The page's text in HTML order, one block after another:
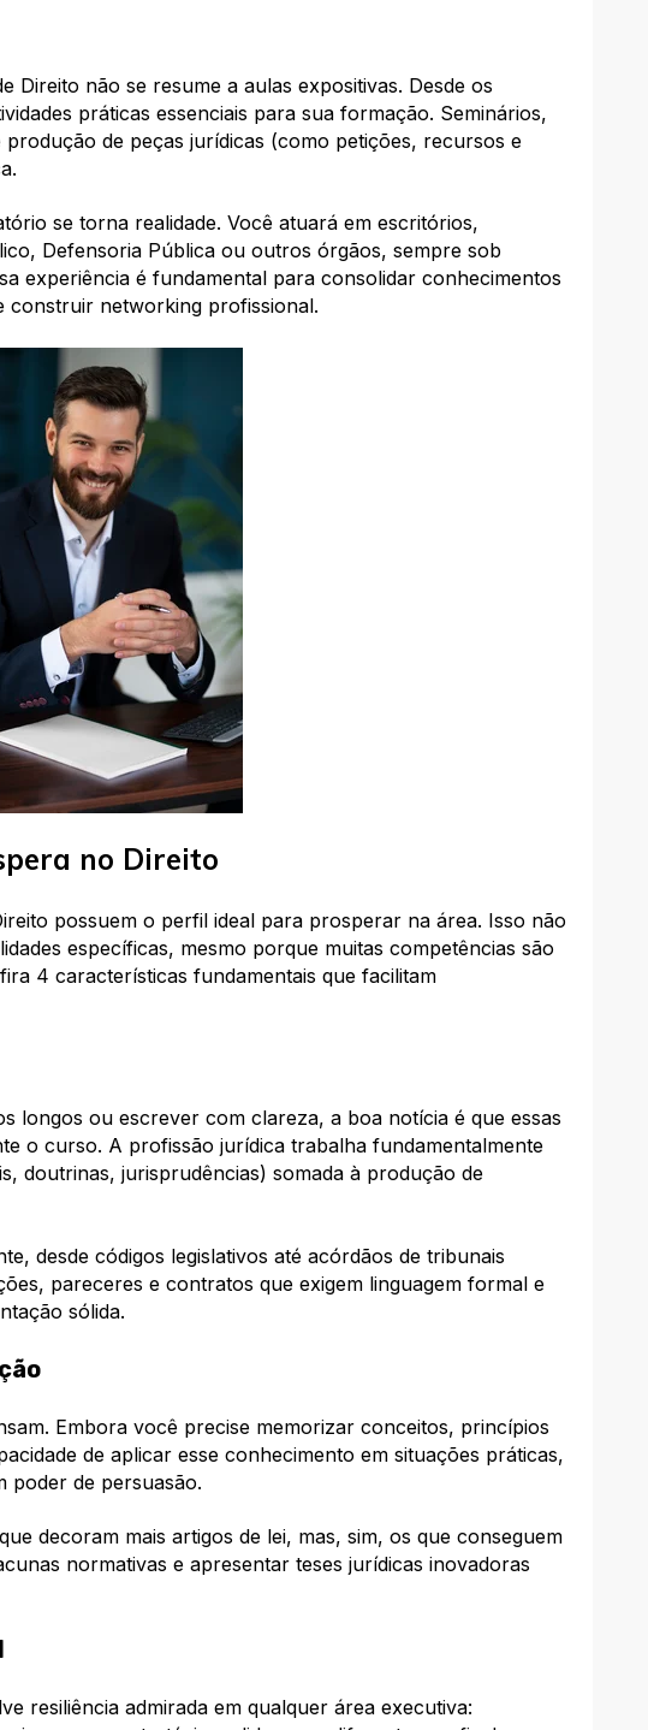
Direito não se resume a aulas expositivas. Desde os
práticas essenciais para sua formação. Seminários,
produção de peças jurídicas (como petições, recursos e
se torna realidade. Você atuará em escritórios,
Defensoria Pública ou outros órgãos, sempre sob
experiência é fundamental para consolidar conhecimentos
construir networking profissional.​
no Direito
possuem o perfil ideal para prosperar na área. Isso não
específicas, mesmo porque muitas competências são
4 características fundamentais que facilitam
longos ou escrever com clareza, a boa notícia é que essas
o curso. A profissão jurídica trabalha fundamentalmente
doutrinas, jurisprudências) somada à produção de
desde códigos legislativos até acórdãos de tribunais
pareceres e contratos que exigem linguagem formal e
sólida.​
Embora você precise memorizar conceitos, princípios
de aplicar esse conhecimento em situações práticas,
poder de persuasão.​
decoram mais artigos de lei, mas, sim, os que conseguem
normativas e apresentar teses jurídicas inovadoras
resiliência admirada em qualquer área executiva: